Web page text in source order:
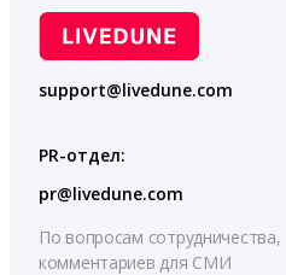
support@livedune.com
PR-отдел:
pr@livedune.com
По вопросам сотрудничества,
комментариев для СМИ